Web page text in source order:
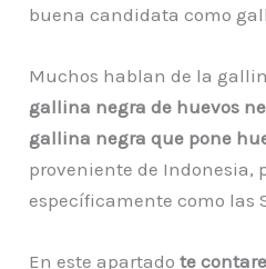
buena candidata como
Muchos hablan de la
gallina negra de huevos
gallina negra que pone
proveniente de Indonesia,
específicamente como las
En este apartado te